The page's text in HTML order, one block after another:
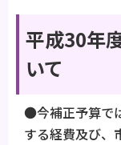
平成30年
いて
●今補正予算で
する経費及び、